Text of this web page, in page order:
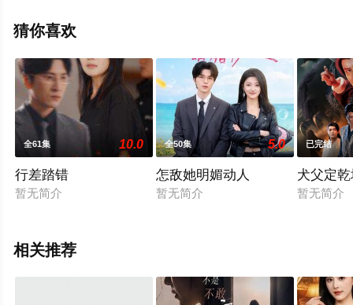
移步至豆瓣电视剧、电视猫或剧情网等平台了解。
猜你喜欢
全61集 10.0
行差踏错
暂无简介
全50集 5.0
怎敌她明媚动人
暂无简介
已完结
犬父定
暂无简介
相关推荐